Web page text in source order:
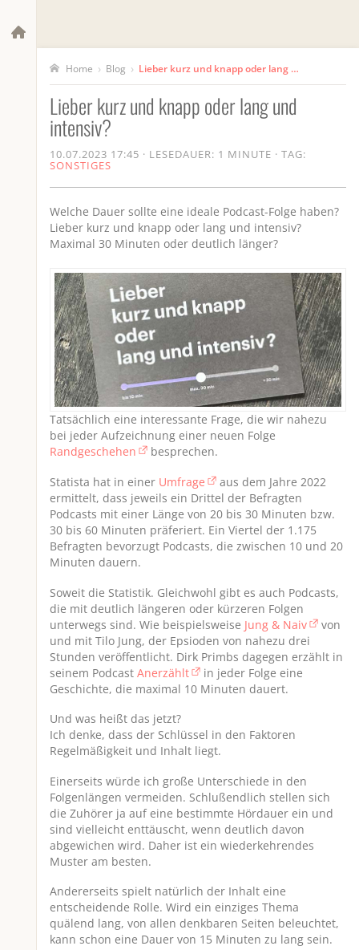
Home › Blog › Lieber kurz und knapp oder lang und intensiv?
Lieber kurz und knapp oder lang und
intensiv?
10.07.2023 17:45 · LESEDAUER: 1 MINUTE · TAG:
SONSTIGES
Welche Dauer sollte eine ideale Podcast-Folge haben?
Lieber kurz und knapp oder lang und intensiv?
Maximal 30 Minuten oder deutlich länger?
Tatsächlich eine interessante Frage, die wir nahezu
bei jeder Aufzeichnung einer neuen Folge
Randgeschehen
besprechen.
Statista hat in einer Umfrage
aus dem Jahre 2022
ermittelt, dass jeweils ein Drittel der Befragten
Podcasts mit einer Länge von 20 bis 30 Minuten bzw.
30 bis 60 Minuten präferiert. Ein Viertel der 1.175
Befragten bevorzugt Podcasts, die zwischen 10 und 20
Minuten dauern.
Soweit die Statistik. Gleichwohl gibt es auch Podcasts,
die mit deutlich längeren oder kürzeren Folgen
unterwegs sind. Wie beispielsweise Jung & Naiv
von
und mit Tilo Jung, der Epsioden von nahezu drei
Stunden veröffentlicht. Dirk Primbs dagegen erzählt in
seinem Podcast Anerzählt
in jeder Folge eine
Geschichte, die maximal 10 Minuten dauert.
Und was heißt das jetzt?
Ich denke, dass der Schlüssel in den Faktoren
Regelmäßigkeit und Inhalt liegt.
Einerseits würde ich große Unterschiede in den
Folgenlängen vermeiden. Schlußendlich stellen sich
die Zuhörer ja auf eine bestimmte Hördauer ein und
sind vielleicht enttäuscht, wenn deutlich davon
abgewichen wird. Daher ist ein wiederkehrendes
Muster am besten.
Andererseits spielt natürlich der Inhalt eine
entscheidende Rolle. Wird ein einziges Thema
quälend lang, von allen denkbaren Seiten beleuchtet,
kann schon eine Dauer von 15 Minuten zu lang sein.